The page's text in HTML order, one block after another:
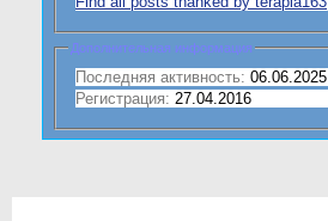
Дополнительная информация
Последняя активность: 06.06.2025
Регистрация: 27.04.2016